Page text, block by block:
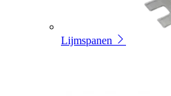
Lijmspanen